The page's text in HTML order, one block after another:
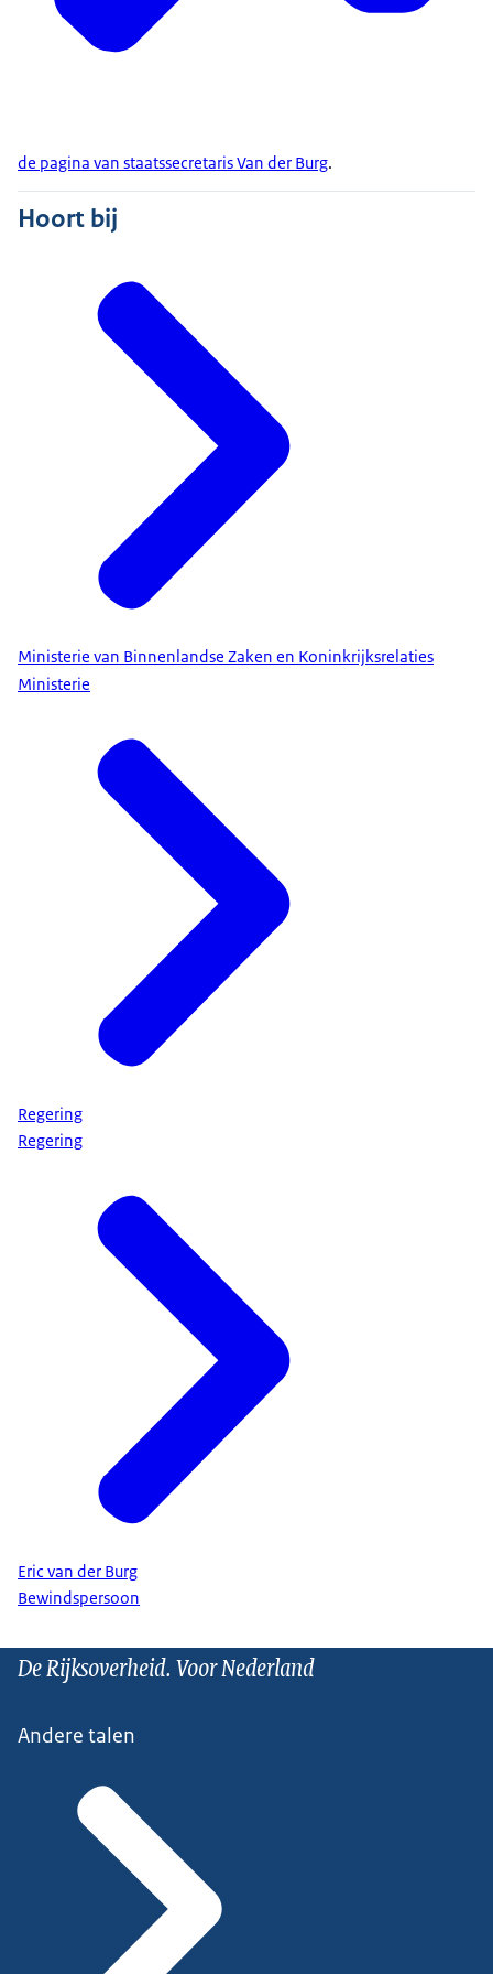
de pagina van staatssecretaris Van der Burg.
Hoort bij
Ministerie van Binnenlandse Zaken en Koninkrijksrelaties
Ministerie
Regering
Regering
Eric van der Burg
Bewindspersoon
De Rijksoverheid. Voor Nederland
Andere talen